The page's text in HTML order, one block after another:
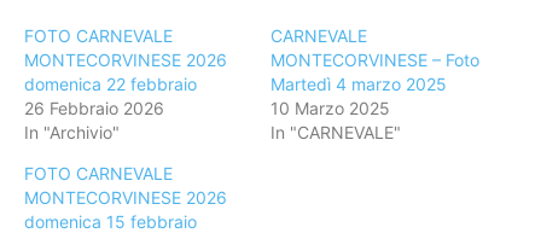
FOTO CARNEVALE
MONTECORVINESE 2026
domenica 22 febbraio
26 Febbraio 2026
In "Archivio"
CARNEVALE
MONTECORVINESE – Foto
Martedì 4 marzo 2025
10 Marzo 2025
In "CARNEVALE"
FOTO CARNEVALE
MONTECORVINESE 2026
domenica 15 febbraio